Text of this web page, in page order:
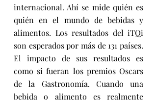
internacional. Ahí se mide quién es
quién en el mundo de bebidas y
alimentos. Los resultados del iTQi
son esperados por más de 131 países.
El impacto de sus resultados es
como si fueran los premios Oscars
de la Gastronomía. Cuando una
bebida o alimento es realmente